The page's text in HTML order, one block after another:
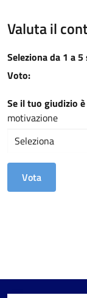
Valuta il
Seleziona da 1 a
Voto:
Se il tuo giudizio
motivazione